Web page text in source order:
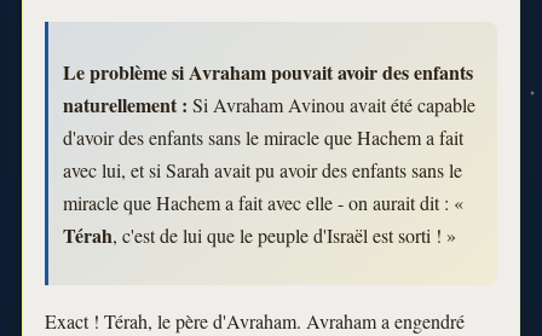
Le problème si Avraham pouvait avoir des enfants
naturellement : Si Avraham Avinou avait été capable
d'avoir des enfants sans le miracle que Hachem a fait
avec lui, et si Sarah avait pu avoir des enfants sans le
miracle que Hachem a fait avec elle - on aurait dit : «
Térah, c'est de lui que le peuple d'Israël est sorti ! »
Exact ! Térah, le père d'Avraham. Avraham a engendré